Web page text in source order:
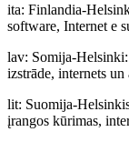
ita: Finlandia-
software, Internet e
lav: Somija-
izstrāde, internets un
lit: Suomija-
įrangos kūrimas,